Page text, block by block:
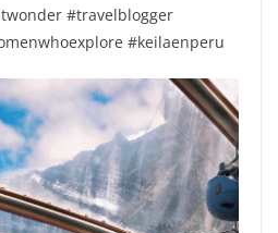
#travelblogger
#keilaenperu